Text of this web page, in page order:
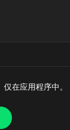
在应用程序中。